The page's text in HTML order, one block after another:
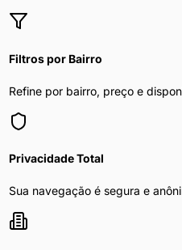
Filtros por Bairro
Refine por bairro, preço e
Privacidade Total
Sua navegação é segura e